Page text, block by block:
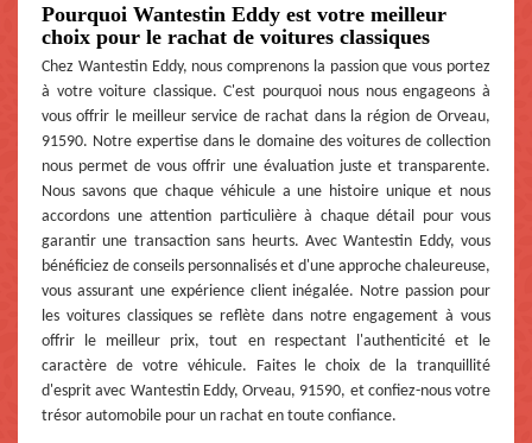
Pourquoi Wantestin Eddy est votre meilleur
choix pour le rachat de voitures classiques
Chez Wantestin Eddy, nous comprenons la passion que vous portez
à votre voiture classique. C'est pourquoi nous nous engageons à
vous offrir le meilleur service de rachat dans la région de Orveau,
91590. Notre expertise dans le domaine des voitures de collection
nous permet de vous offrir une évaluation juste et transparente.
Nous savons que chaque véhicule a une histoire unique et nous
accordons une attention particulière à chaque détail pour vous
garantir une transaction sans heurts. Avec Wantestin Eddy, vous
bénéficiez de conseils personnalisés et d'une approche chaleureuse,
vous assurant une expérience client inégalée. Notre passion pour
les voitures classiques se reflète dans notre engagement à vous
offrir le meilleur prix, tout en respectant l'authenticité et le
caractère de votre véhicule. Faites le choix de la tranquillité
d'esprit avec Wantestin Eddy, Orveau, 91590, et confiez-nous votre
trésor automobile pour un rachat en toute confiance.